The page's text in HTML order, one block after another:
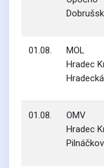
01.08.
MOL
Hradec
01.08.
OMV
Hradec